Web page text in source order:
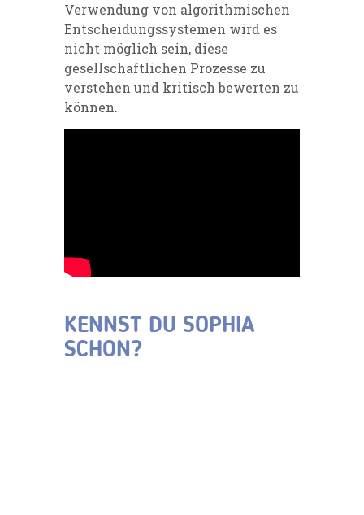
Verwendung von algorithmischen
Entscheidungssystemen wird es
nicht möglich sein, diese
gesellschaftlichen Prozesse zu
verstehen und kritisch bewerten zu
können.
KENNST DU SOPHIA
SCHON?